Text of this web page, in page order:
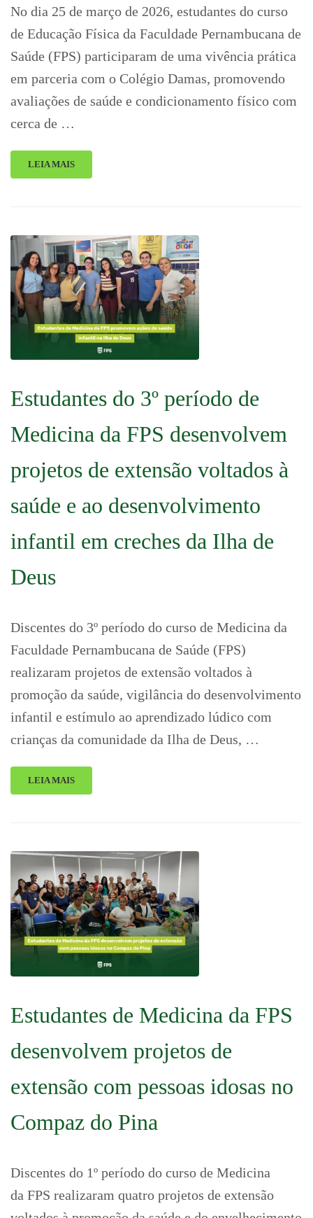
No dia 25 de março de 2026, estudantes do curso
de Educação Física da Faculdade Pernambucana de
Saúde (FPS) participaram de uma vivência prática
em parceria com o Colégio Damas, promovendo
avaliações de saúde e condicionamento físico com
cerca de …
LEIA MAIS
Estudantes do 3º período de
Medicina da FPS desenvolvem
projetos de extensão voltados à
saúde e ao desenvolvimento
infantil em creches da Ilha de
Deus
Discentes do 3º período do curso de Medicina da
Faculdade Pernambucana de Saúde (FPS)
realizaram projetos de extensão voltados à
promoção da saúde, vigilância do desenvolvimento
infantil e estímulo ao aprendizado lúdico com
crianças da comunidade da Ilha de Deus, …
LEIA MAIS
Estudantes de Medicina da FPS
desenvolvem projetos de
extensão com pessoas idosas no
Compaz do Pina
Discentes do 1º período do curso de Medicina
da FPS realizaram quatro projetos de extensão